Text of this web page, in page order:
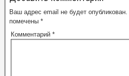
Ваш адрес email не будет опубликован.
помечены *
Комментарий *